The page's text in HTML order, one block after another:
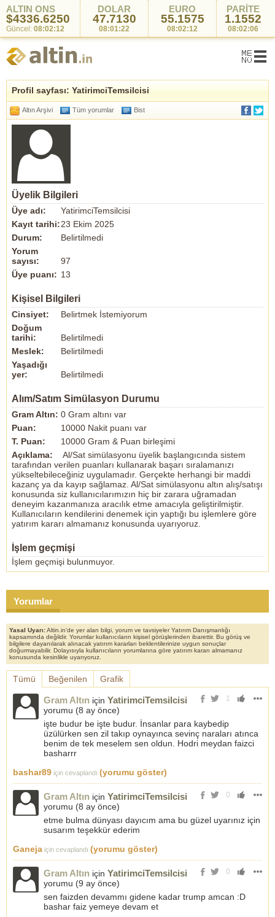
ALTIN ONS
$4336.6250
Güncel: 08:02:12
DOLAR
47.7130
08:01:22
EURO
55.1575
08:02:12
PARİTE
1.1552
08:02:06
Profil sayfası: YatirimciTemsilcisi
Altın Arşivi Tüm yorumlar Bist
Üyelik Bilgileri
Üye adı:
YatirimciTemsilcisi
Kayıt tarihi:23 Ekim 2025
Durum:
Belirtilmedi
Yorum
sayısı:
97
Üye puanı: 13
Kişisel Bilgileri
Cinsiyet:
Belirtmek İstemiyorum
Doğum
tarihi:
Belirtilmedi
Meslek:
Belirtilmedi
Yaşadığı
yer:
Belirtilmedi
Alım/Satım Simülasyon Durumu
Gram Altın: 0 Gram altını var
Puan:
10000 Nakit puanı var
T. Puan:
10000 Gram & Puan birleşimi
Açıklama:
Al/Sat simülasyonu üyelik başlangıcında sistem
tarafından verilen puanları kullanarak başarı sıralamanızı
yükseltebileceğiniz uygulamadır. Gerçekte herhangi bir maddi
kazanç ya da kayıp sağlamaz. Al/Sat simülasyonu altın alış/satışı
konusunda siz kullanıcılarımızın hiç bir zarara uğramadan
deneyim kazanmanıza aracılık etme amacıyla geliştirilmiştir.
Kullanıcıların kendilerini denemek için yaptığı bu işlemlere göre
yatırım kararı almamanız konusunda uyarıyoruz.
İşlem geçmişi
İşlem geçmişi bulunmuyor.
Yorumlar
Yasal Uyarı:Altin.in'de yer alan bilgi, yorum ve tavsiyeler Yatırım Danışmanlığı
kapsamında değildir. Yorumlar kullanıcıların kişisel görüşlerinden ibarettir. Bu görüş ve
bilgilere dayanılarak alınacak yatırım kararları beklentilerinize uygun sonuçlar
doğurmayabilir. Dolayısıyla kullanıcıların yorumlarına göre yatırım kararı almamanız
konusunda kesinlikle uyarıyoruz.
Tümü Beğenilen Grafik
1
Gram Altın için YatirimciTemsilcisi
yorumu (8 ay önce)
işte budur be işte budur. İnsanlar para kaybedip
üzülürken sen zil takıp oynayınca sevinç naraları atınca
benim de tek meselem sen oldun. Hodri meydan faizci
basharrr
bashar89 için cevaplandı (yorumu göster)
0
Gram Altın için YatirimciTemsilcisi
yorumu (8 ay önce)
etme bulma dünyası dayıcım ama bu güzel uyarınız için
susarım teşekkür ederim
Ganeja için cevaplandı (yorumu göster)
0
Gram Altın için YatirimciTemsilcisi
yorumu (9 ay önce)
sen faizden devammı gidene kadar trump amcan :D
bashar faiz yemeye devam et